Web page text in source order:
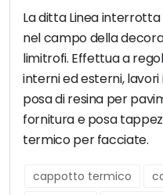
La ditta Linea
nel campo della
limitrofi. Effettua a
interni ed esterni,
posa di resina per
fornitura e posa
termico per facciate.
cappotto termico